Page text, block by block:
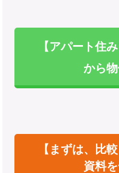
【アパート住
から
【まずは、比
資料